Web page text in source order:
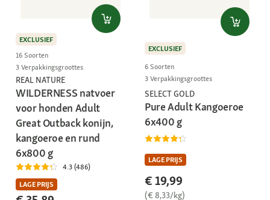
EXCLUSIEF
16 Soorten
3 Verpakkingsgroottes
REAL NATURE
WILDERNESS natvoer
voor honden Adult
Great Outback konijn,
kangoeroe en rund
6x800 g
4.3 (486)
LAGE PRIJS
EXCLUSIEF
6 Soorten
3 Verpakkingsgroottes
SELECT GOLD
Pure Adult Kangoeroe
6x400 g
LAGE PRIJS
€ 19,99
(€ 8,33/kg)